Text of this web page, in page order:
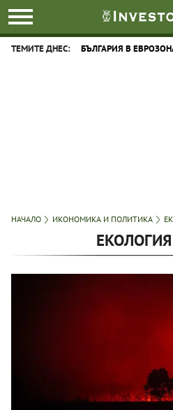
ТЕМИТЕ ДНЕС: БЪЛГАРИЯ В
НАЧАЛО ИКОНОМИКА И ПОЛИТИКА
ЕКОЛОГИЯ